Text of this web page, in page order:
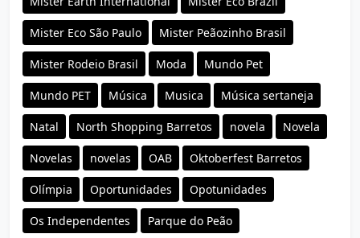
Mister Eco São Paulo Mister Peãozinho Brasil
Mister Rodeio Brasil Moda Mundo Pet
Mundo PET Música Musica Música sertaneja
Natal North Shopping Barretos novela Novela
Novelas novelas OAB Oktoberfest Barretos
Olímpia Oportunidades Opotunidades
Os Independentes Parque do Peão